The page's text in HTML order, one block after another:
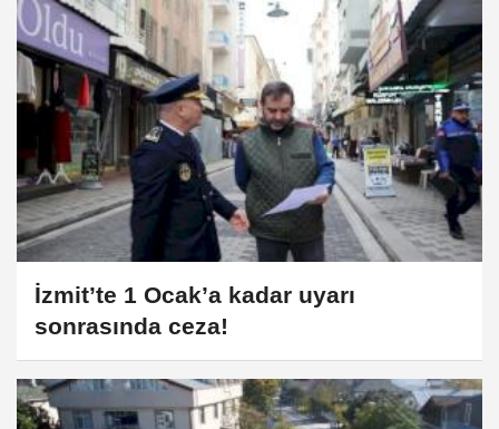
İzmit’te 1 Ocak’a kadar uyarı
sonrasında ceza!